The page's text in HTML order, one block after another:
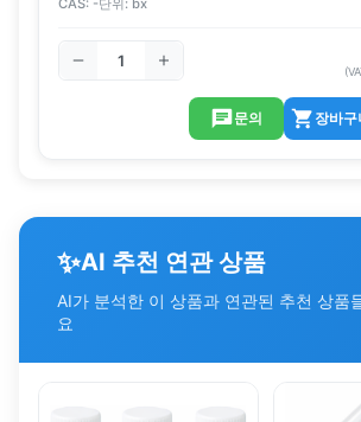
CAS: -단위: bx
문의 장바구
✨AI 추천 연관 상품
AI가 분석한 이 상품과 연관된 추천 상품
요